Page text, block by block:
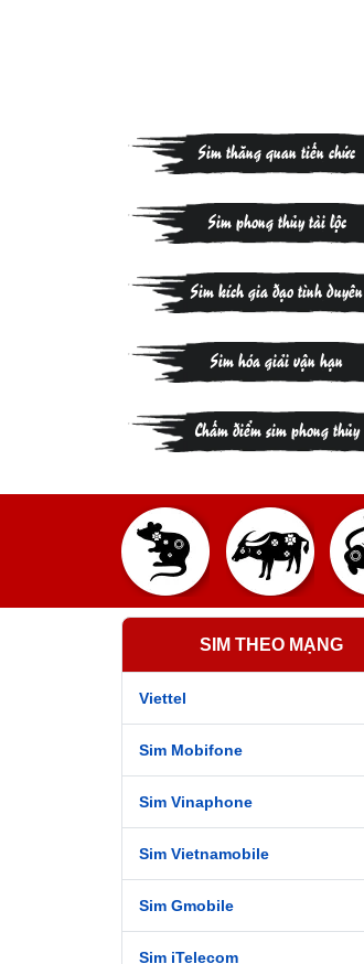
Sim thăng quan tiến chức
Sim phong thủy tài lộc
Sim kích gia đạo tình duyên
Sim hóa giải vận hạn
Chấm điểm sim phong thủy
SIM THEO MẠNG
Viettel
Sim Mobifone
Sim Vinaphone
Sim Vietnamobile
Sim Gmobile
Sim iTelecom